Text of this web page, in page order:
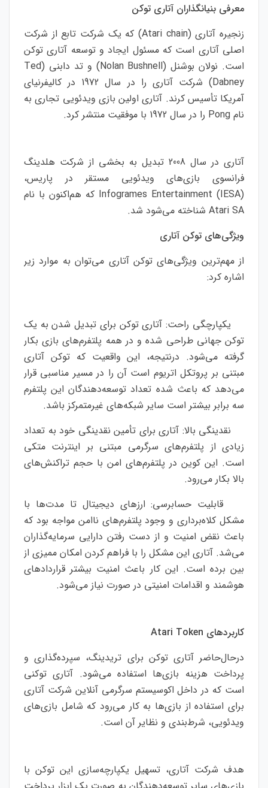
معرفی بنیانگذاران آتاری توکن
زنجیره آتاری (Atari chain) که یک شرکت تابع از شرکت
اصلی آتاری است که مسئول ایجاد و توسعه آتاری توکن
است. نولان بوشنل (Nolan Bushnell) و تد دابنی (Ted
Dabney) شرکت آتاری را در سال 1972 در کالیفرنیای
آمریکا تأسیس کرند. آتاری اولین بازی ویدئویی تجاری به
نام Pong را در سال 1972 با موفقیت منتشر کرد.
آتاری در سال 2008 تبدیل به بخشی از شرکت هلدینگ
فرانسوی بازی‌های ویدئویی مستقر در پاریس،
Infogrames Entertainment (IESA) که هم‌اکنون با نام
Atari SA شناخته می‌شود شد.
ویژگی‌های توکن آتاری
از مهم‌ترین ویژگی‌های توکن آتاری می‌توان به موارد زیر
اشاره کرد:
یکپارچگی راحت: آتاری توکن برای تبدیل شدن به یک
توکن جهانی طراحی شده و در همه پلتفرم‌های بازی بکار
گرفته می‌شود. درنتیجه، این واقعیت که توکن آتاری
مبتنی بر پروتکل اتریوم است آن را در مسیر مناسبی قرار
می‌دهد که باعث شده تعداد توسعه‌دهندگان این پلتفرم
سه برابر بیشتر است سایر شبکه‌های غیرمتمرکز باشد.
نقدینگی بالا: آتاری برای تأمین نقدینگی خود به تعداد
زیادی از پلتفرم‌های سرگرمی مبتنی بر اینترنت متکی
است. این کوین در پلتفرم‌های امن با حجم تراکنش‌های
بالا بکار می‌رود.
قابلیت حسابرسی: ارزهای دیجیتال تا مدت‌ها با
مشکل کلاه‌برداری و وجود پلتفرم‌های ناامن مواجه بود که
باعث نقض امنیت و از دست رفتن دارایی سرمایه‌گذاران
می‌شد. آتاری این مشکل را با فراهم کردن امکان ممیزی از
بین برده است. این کار باعث امنیت بیشتر قراردادهای
هوشمند و اقدامات امنیتی در صورت نیاز می‌شود.
کاربردهای Atari Token
درحال‌حاضر آتاری توکن برای تریدینگ، سپرده‌گذاری و
پرداخت هزینه بازی‌ها استفاده می‌شود. آتاری توکنی
است که در داخل اکوسیستم سرگرمی آنلاین شرکت آتاری
برای استفاده از بازی‌ها به کار می‌رود که شامل بازی‌های
ویدئویی، شرط‌بندی و نظایر آن است.
هدف شرکت آتاری، تسهیل یکپارچه‌سازی این توکن با